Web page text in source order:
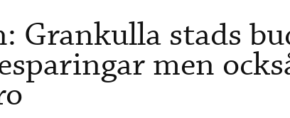
Grankulla stads
men